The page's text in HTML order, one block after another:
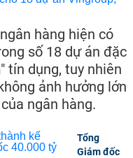
hàng hiện có
số 18 dự án đặc
tín dụng, tuy nhiên
ảnh hưởng lớn
ngân hàng.
Tổng
Giám đốc